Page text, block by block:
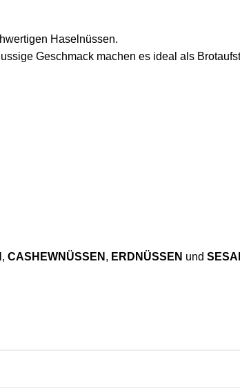
Haselnüssen.
Geschmack machen es ideal als
, CASHEWNÜSSEN , ERDNÜSSEN und